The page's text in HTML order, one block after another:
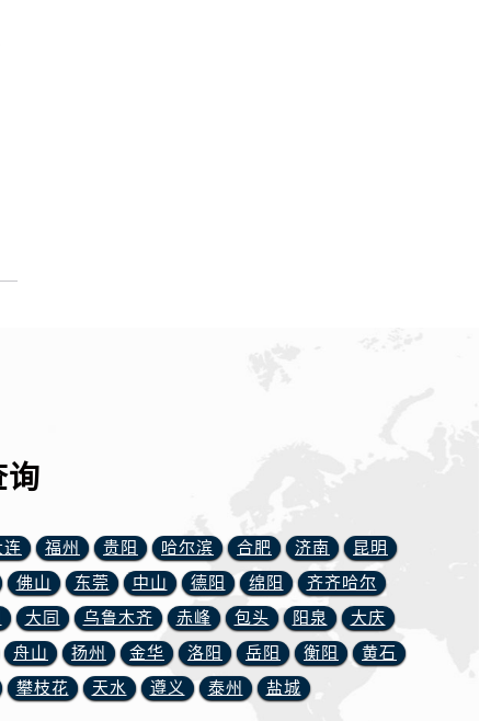
询
连 福州 贵阳 哈尔滨 合肥 济南
昆明
佛山 东莞 中山 德阳 绵阳
齐齐哈尔
大同 乌鲁木齐 赤峰 包头 阳泉
大庆
舟山 扬州 金华 洛阳 岳阳 衡阳
黄石
攀枝花 天水 遵义 泰州 盐城